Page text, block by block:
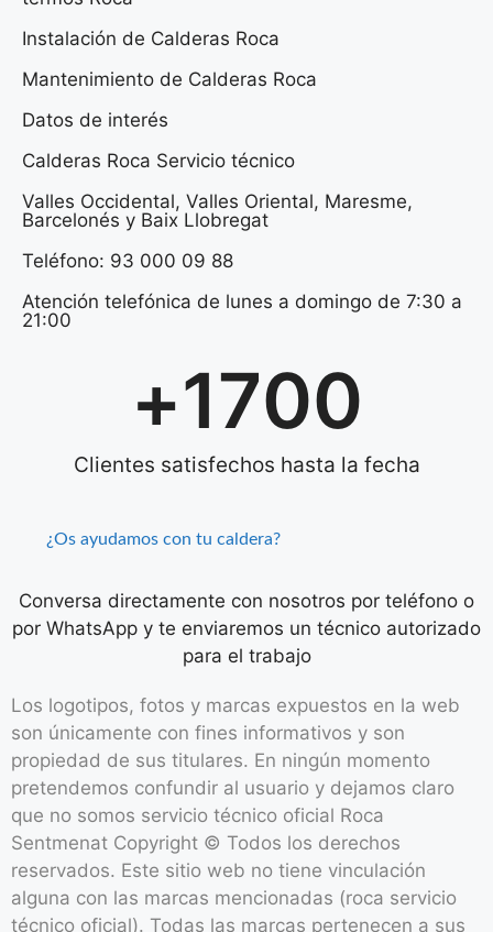
Instalación de Calderas Roca
Mantenimiento de Calderas Roca
Datos de interés
Calderas Roca Servicio técnico
Valles Occidental, Valles Oriental, Maresme,
Barcelonés y Baix Llobregat
Teléfono: 93 000 09 88
Atención telefónica de lunes a domingo de 7:30 a
21:00
Clientes satisfechos hasta la fecha
+1700
¿Os ayudamos con tu caldera?
Conversa directamente con nosotros por teléfono o
por WhatsApp y te enviaremos un técnico autorizado
para el trabajo
Los logotipos, fotos y marcas expuestos en la web
son únicamente con fines informativos y son
propiedad de sus titulares. En ningún momento
pretendemos confundir al usuario y dejamos claro
que no somos servicio técnico oficial Roca
Sentmenat Copyright © Todos los derechos
reservados. Este sitio web no tiene vinculación
alguna con las marcas mencionadas (roca servicio
técnico oficial). Todas las marcas pertenecen a sus